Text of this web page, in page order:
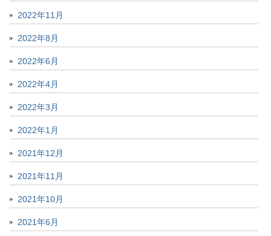
2022年11月
2022年8月
2022年6月
2022年4月
2022年3月
2022年1月
2021年12月
2021年11月
2021年10月
2021年6月